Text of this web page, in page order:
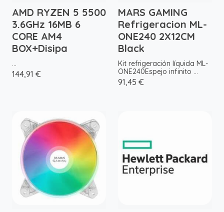
AMD RYZEN 5 5500
3.6GHz 16MB 6
CORE AM4
BOX+Disipa
...
144,91 €
MARS GAMING
Refrigeracion ML-
ONE240 2X12CM
Black
Kit refrigeración líquida ML-
ONE240Espejo infinito ...
91,45 €